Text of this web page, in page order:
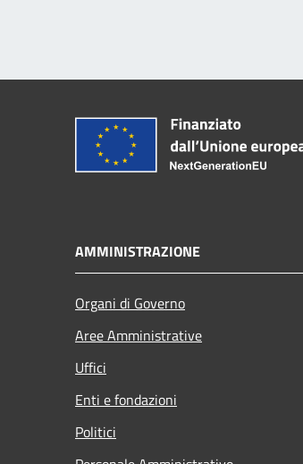
AMMINISTRAZIONE
Organi di Governo
Aree Amministrative
Uffici
Enti e fondazioni
Politici